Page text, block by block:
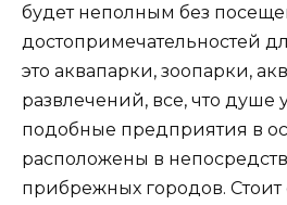
будет неполным без
достопримечательностей
это аквапарки, зоопарки,
развлечений, все, что душе
подобные предприятия в
расположены в
прибрежных городов. Стоит